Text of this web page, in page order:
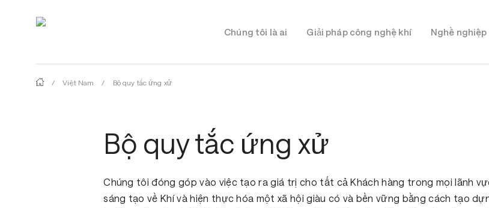
Chúng tôi là ai Giải pháp công nghệ khí Nghề nghiệp
/ Việt Nam / Bộ quy tắc ứng xử
Bộ quy tắc ứng xử
Chúng tôi đóng góp vào việc tạo ra giá trị cho tất cả Khách hàng trong mọi lãnh
sáng tạo về Khí và hiện thực hóa một xã hội giàu có và bền vững bằng cách tạo